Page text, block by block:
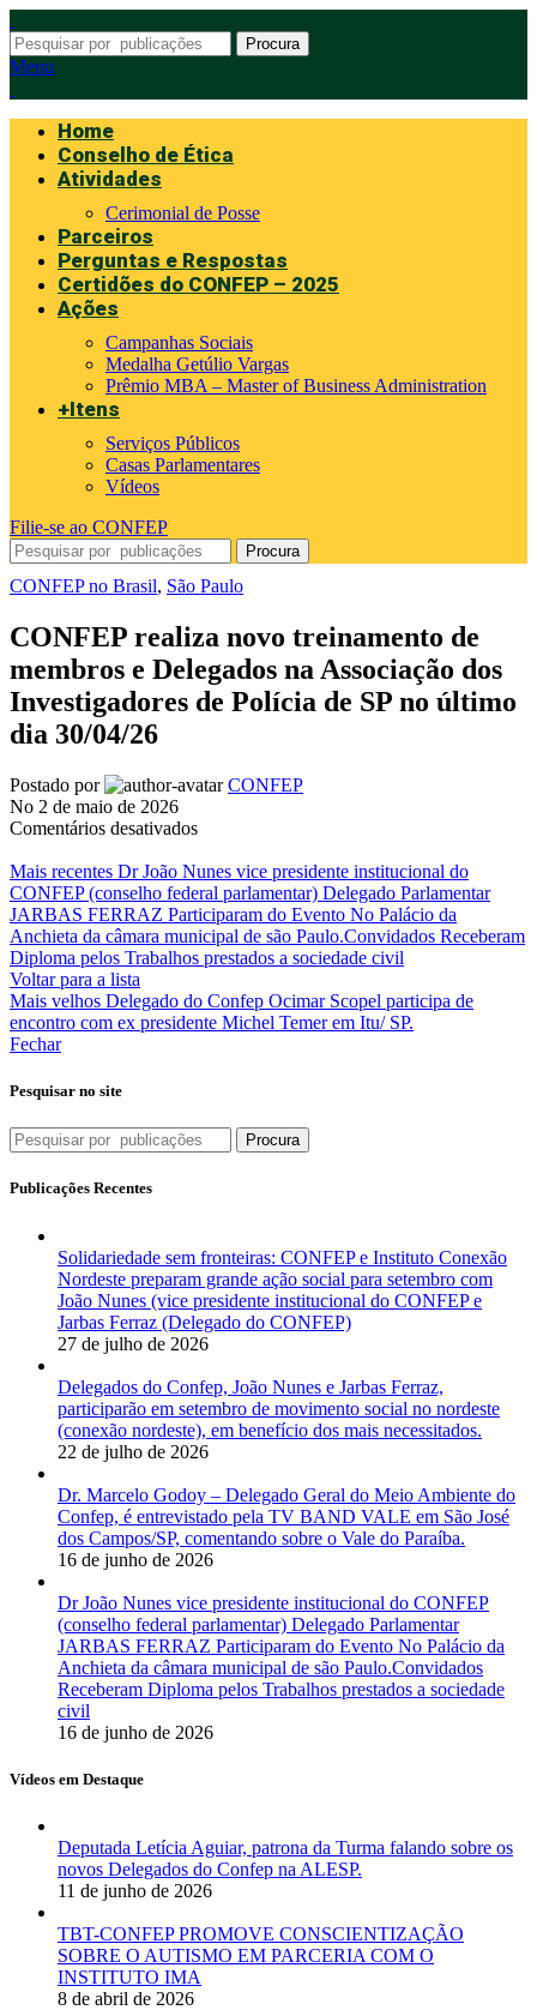
Procura
Menu
Home
Conselho de Ética
Atividades
Cerimonial de Posse
Parceiros
Perguntas e Respostas
Certidões do CONFEP – 2025
Ações
Campanhas Sociais
Medalha Getúlio Vargas
Prêmio MBA – Master of Business Administration
+Itens
Serviços Públicos
Casas Parlamentares
Vídeos
Filie-se ao CONFEP
Procura
CONFEP no Brasil, São Paulo
CONFEP realiza novo treinamento de
membros e Delegados na Associação dos
Investigadores de Polícia de SP no último
dia 30/04/26
Postado por
CONFEP
No 2 de maio de 2026
Comentários desativadosem
realiza
novo
treinamento
de
membros
Delegados
na
Polícia
de
30/04/26
Mais recentes Dr João Nunes vice presidente institucional do
CONFEP (conselho federal parlamentar) Delegado Parlamentar
JARBAS FERRAZ Participaram do Evento No Palácio da
Anchieta da câmara municipal de são Paulo.Convidados Receberam
Diploma pelos Trabalhos prestados a sociedade civil
Voltar para a lista
Mais velhos Delegado do Confep Ocimar Scopel participa de
encontro com ex presidente Michel Temer em Itu/ SP.
Fechar
Pesquisar no site
Procura
Publicações Recentes
Solidariedade sem fronteiras: CONFEP e Instituto Conexão
Nordeste preparam grande ação social para setembro com
João Nunes (vice presidente institucional do CONFEP e
Jarbas Ferraz (Delegado do CONFEP)
27 de julho de 2026
Delegados do Confep, João Nunes e Jarbas Ferraz,
participarão em setembro de movimento social no nordeste
(conexão nordeste), em benefício dos mais necessitados.
22 de julho de 2026
Dr. Marcelo Godoy – Delegado Geral do Meio Ambiente do
Confep, é entrevistado pela TV BAND VALE em São José
dos Campos/SP, comentando sobre o Vale do Paraíba.
16 de junho de 2026
Dr João Nunes vice presidente institucional do CONFEP
(conselho federal parlamentar) Delegado Parlamentar
JARBAS FERRAZ Participaram do Evento No Palácio da
Anchieta da câmara municipal de são Paulo.Convidados
Receberam Diploma pelos Trabalhos prestados a sociedade
civil
16 de junho de 2026
Vídeos em Destaque
Deputada Letícia Aguiar, patrona da Turma falando sobre os
novos Delegados do Confep na ALESP.
11 de junho de 2026
TBT-CONFEP PROMOVE CONSCIENTIZAÇÃO
SOBRE O AUTISMO EM PARCERIA COM O
INSTITUTO IMA
8 de abril de 2026